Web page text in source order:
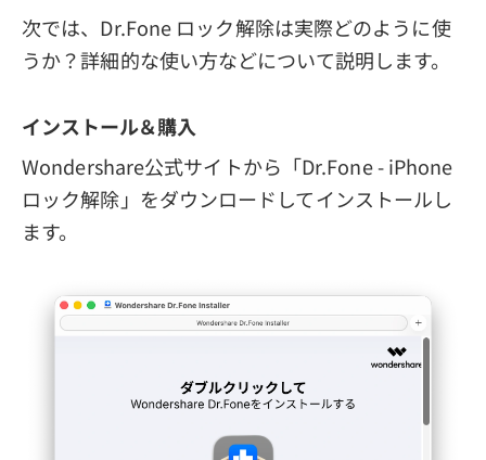
次では、Dr.Fone ロック解除は実際どのように使
うか？詳細的な使い方などについて説明します。
インストール＆購入
Wondershare公式サイトから「Dr.Fone - iPhone
ロック解除」をダウンロードしてインストールし
ます。